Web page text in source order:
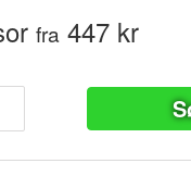
fra 447 kr